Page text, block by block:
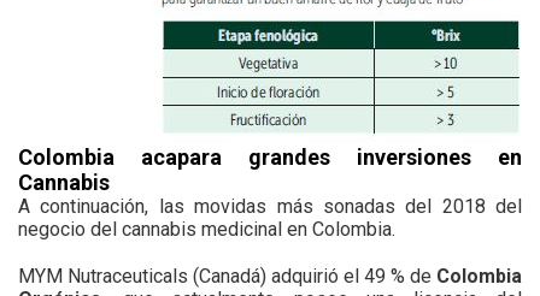
Colombia acapara grandes inversiones en
Cannabis
A continuación, las movidas más sonadas del 2018 del
negocio del cannabis medicinal en Colombia.
MYM Nutraceuticals (Canadá) adquirió el 49 % de Colombia